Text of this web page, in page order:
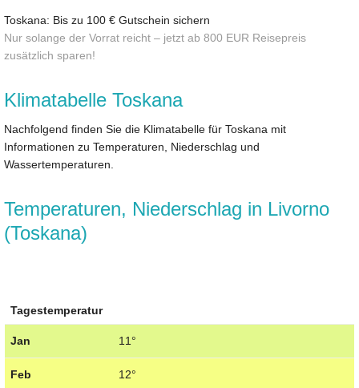
Toskana: Bis zu 100 € Gutschein sichern
Nur solange der Vorrat reicht – jetzt ab 800 EUR Reisepreis
zusätzlich sparen!
Klimatabelle Toskana
Nachfolgend finden Sie die Klimatabelle für Toskana mit
Informationen zu Temperaturen, Niederschlag und
Wassertemperaturen.
Temperaturen, Niederschlag in Livorno
(Toskana)
Tagestemperatur
Jan 11°
Feb 12°